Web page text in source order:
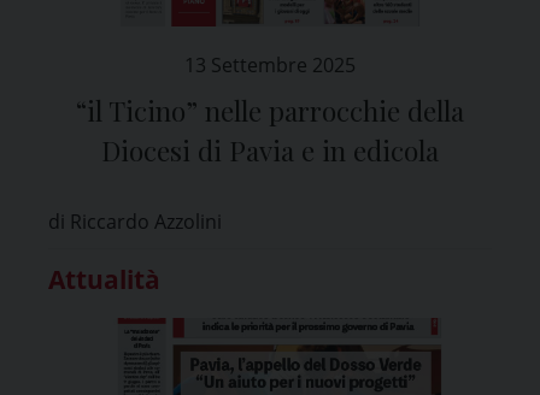
13 Settembre 2025
“il Ticino” nelle parrocchie della
Diocesi di Pavia e in edicola
di Riccardo Azzolini
Attualità